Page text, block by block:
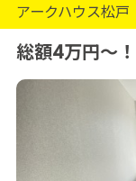
アークハウス松戸
総額4万円～